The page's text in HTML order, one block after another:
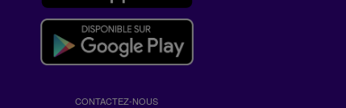
CONTACTEZ-NOUS